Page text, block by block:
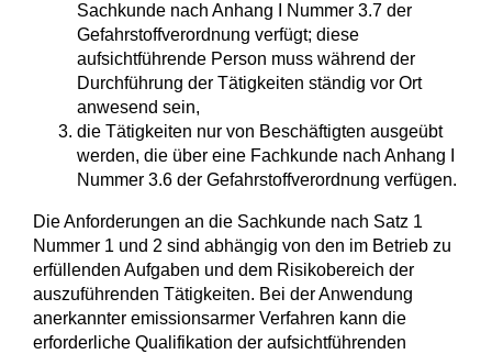
Sachkunde nach Anhang I Nummer 3.7 der
Gefahrstoffverordnung verfügt; diese
aufsichtführende Person muss während der
Durchführung der Tätigkeiten ständig vor Ort
anwesend sein,
die Tätigkeiten nur von Beschäftigten ausgeübt
werden, die über eine Fachkunde nach Anhang I
Nummer 3.6 der Gefahrstoffverordnung verfügen.
Die Anforderungen an die Sachkunde nach Satz 1
Nummer 1 und 2 sind abhängig von den im Betrieb zu
erfüllenden Aufgaben und dem Risikobereich der
auszuführenden Tätigkeiten. Bei der Anwendung
anerkannter emissionsarmer Verfahren kann die
erforderliche Qualifikation der aufsichtführenden